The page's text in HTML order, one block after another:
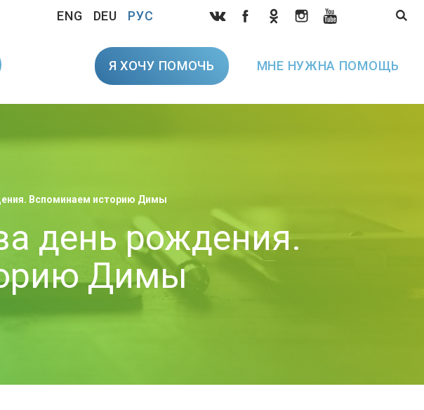
ENG DEU РУС
Я ХОЧУ ПОМОЧЬ МНЕ НУЖНА ПОМОЩЬ
Вспоминаем историю Димы
день рождения.
Димы